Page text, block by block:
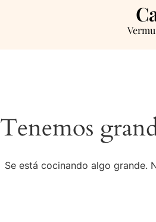
Tenemos
Se está cocinando algo grande.